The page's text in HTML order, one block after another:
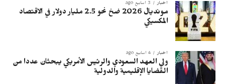
أخبار 3 أسابيع ago
مونديال 2026 ضخ نحو 2.5 مليار دولار في الاقتصاد
المكسيكي
أخبار 4 أسابيع ago
ولي العهد السعودي والرئيس الأمريكي يبحثان عددا من
القضايا الإقليمية والدولية